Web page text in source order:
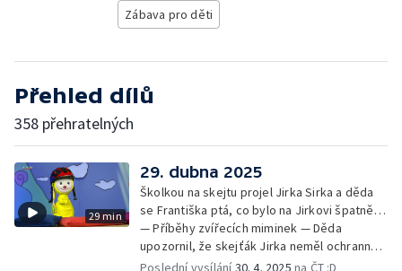
Zábava pro děti
Přehled dílů
358 přehratelných
29 min
29. dubna 2025
Školkou na skejtu projel Jirka Sirka a děda
se Františka ptá, co bylo na Jirkovi špatně…
— Příběhy zvířecích miminek — Děda
upozornil, že skejťák Jirka neměl ochranné
pomůcky: helmu a chrániče pro
Poslední vysílání30. 4. 2025 na ČT :D